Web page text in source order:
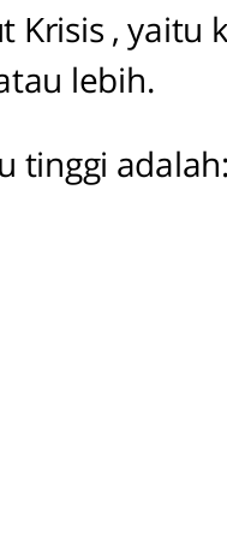
Krisis , yaitu
lebih.
tinggi adalah: